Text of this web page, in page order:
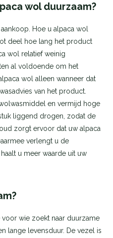
wol duurzaam?
Hoe u alpaca wol
deel hoe lang het product
wol relatief weinig
al voldoende om het
wol alleen wanneer dat
van het product.
en vermijd hoge
liggend drogen, zodat de
zorgt ervoor dat uw alpaca
verlengt u de
u meer waarde uit uw
wie zoekt naar duurzame
lange levensduur. De vezel is